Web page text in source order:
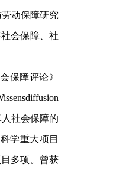
动保障研究
会保障、社
保障评论》
社会保障的
学重大项目
多项。曾获